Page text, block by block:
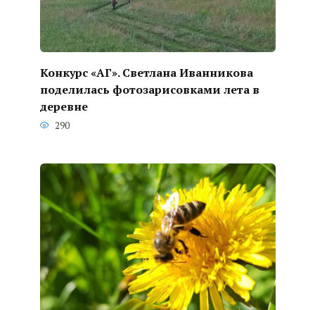
Конкурс «АГ». Светлана Иванникова
поделилась фотозарисовками лета в
деревне
290